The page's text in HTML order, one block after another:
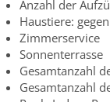
Anzahl der
Haustiere:
Zimmerservice
Sonnenterrasse
Gesamtanzahl
Gesamtanzahl